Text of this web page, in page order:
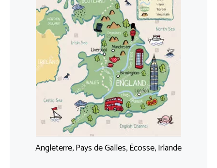
Angleterre, Pays de Galles, Écosse, Irlande